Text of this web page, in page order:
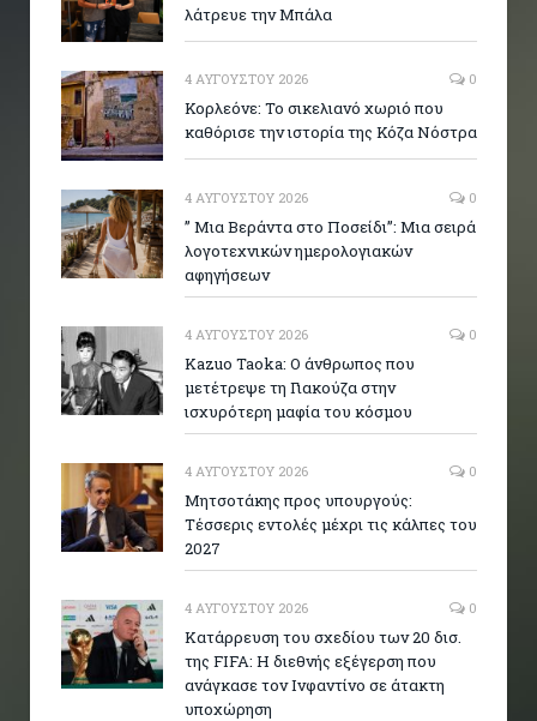
λάτρευε την Μπάλα
4 ΑΥΓΟΎΣΤΟΥ 2026 0
Κορλεόνε: Το σικελιανό χωριό που
καθόρισε την ιστορία της Κόζα Νόστρα
4 ΑΥΓΟΎΣΤΟΥ 2026 0
” Μια Βεράντα στο Ποσείδι”: Μια σειρά
λογοτεχνικών ημερολογιακών
αφηγήσεων
4 ΑΥΓΟΎΣΤΟΥ 2026 0
Kazuo Taoka: Ο άνθρωπος που
μετέτρεψε τη Γιακούζα στην
ισχυρότερη μαφία του κόσμου
4 ΑΥΓΟΎΣΤΟΥ 2026 0
Μητσοτάκης προς υπουργούς:
Τέσσερις εντολές μέχρι τις κάλπες του
2027
4 ΑΥΓΟΎΣΤΟΥ 2026 0
Κατάρρευση του σχεδίου των 20 δισ.
της FIFA: Η διεθνής εξέγερση που
ανάγκασε τον Ινφαντίνο σε άτακτη
υποχώρηση